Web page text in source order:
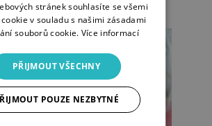
dalších variant.
stránek souhlasíte se všemi
v souladu s našimi zásadami
souborů cookie. Více informací
PŘIJMOUT VŠECHNY
POUZE NEZBYTNÉ